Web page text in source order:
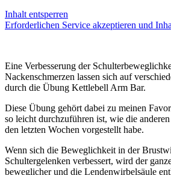
Inhalt entsperren
Erforderlichen Service akzeptieren und
Eine Verbesserung der
Nackenschmerzen lassen sich auf
durch die Übung Kettlebell Arm Bar.
Diese Übung gehört dabei zu meinen
so leicht durchzuführen ist, wie die
den letzten Wochen vorgestellt habe.
Wenn sich die Beweglichkeit in der
Schultergelenken verbessert, wird der
beweglicher und die Lendenwirbelsäule